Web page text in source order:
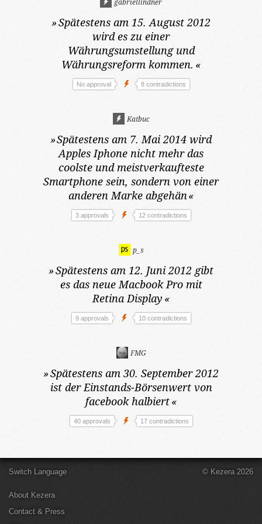
gabriellindner
»Spätestens am 15. August 2012
wird es zu einer
Währungsumstellung und
Währungsreform kommen. «
No approval 8 contradictions
Katbuc
»Spätestens am 7. Mai 2014 wird
Apples Iphone nicht mehr das
coolste und meistverkaufteste
Smartphone sein, sondern von einer
anderen Marke abgehän«
3 approvals 12 contradictions
p_s
»Spätestens am 12. Juni 2012 gibt
es das neue Macbook Pro mit
Retina Display «
9 approvals 10 contradictions
FMG
»Spätestens am 30. September 2012
ist der Einstands-Börsenwert von
facebook halbiert«
40 approvals 17 contradictions
Switch Language
About Kezera
Contact & Press
© Kezera 2026